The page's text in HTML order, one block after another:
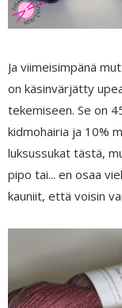
Ja viimeisimpänä
on käsinvärjätty
tekemiseen. Se on
kidmohairia ja 10%
luksussukat tästä,
pipo tai... en osaa
kauniit, että voisin